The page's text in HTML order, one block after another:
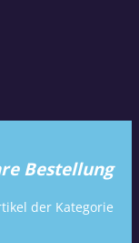
Bestellung
der Kategorie